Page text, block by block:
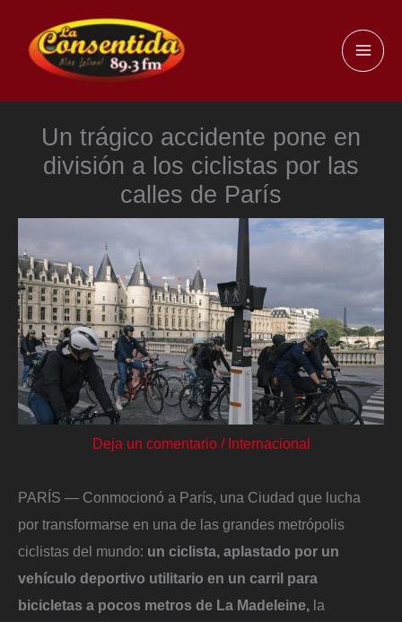
contenido
Un trágico accidente pone en
división a los ciclistas por las
calles de París
Deja un comentario / Internacional
PARÍS — Conmocionó a París, una Ciudad que lucha
por transformarse en una de las grandes metrópolis
ciclistas del mundo: un ciclista, aplastado por un
vehículo deportivo utilitario en un carril para
bicicletas a pocos metros de La Madeleine, la